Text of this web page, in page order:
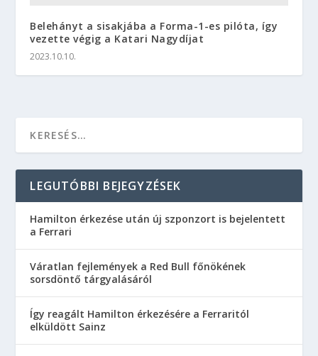
Belehányt a sisakjába a Forma-1-es pilóta, így
vezette végig a Katari Nagydíjat
2023.10.10.
LEGUTÓBBI BEJEGYZÉSEK
Hamilton érkezése után új szponzort is bejelentett
a Ferrari
Váratlan fejlemények a Red Bull főnökének
sorsdöntő tárgyalásáról
Így reagált Hamilton érkezésére a Ferraritól
elküldött Sainz